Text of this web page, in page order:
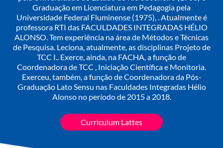
Graduação em Licenciatura em Pedagogia pela
Universidade Federal Fluminense (1975), . Atualmente é
professora RTI das FACULDADES INTEGRADAS HÉLIO
ALONSO. Tem experiência na área de Métodos e Técnicas
de Pesquisa. Leciona, atualmente, as disciplinas Projeto de
TCC I.. Exerce, ainda, na FACHA, a função de
Coordenadora de TCC , Iniciação Científica e Monitoria.
Exerceu, também, a função de Coordenadora da Pós-
Graduação Lato Sensu nas Faculdades Integradas Hélio
Alonso no período de 2015 a 2018.
Curriculum Lattes